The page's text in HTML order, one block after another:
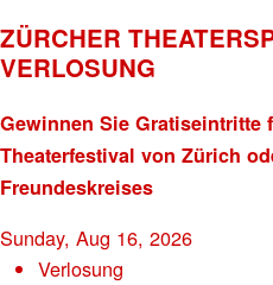
ZÜRCHER
VERLOSUNG
Gewinnen Sie Gratiseintritte
Theaterfestival von Zürich
Freundeskreises
Sunday, Aug 16, 2026
Verlosung